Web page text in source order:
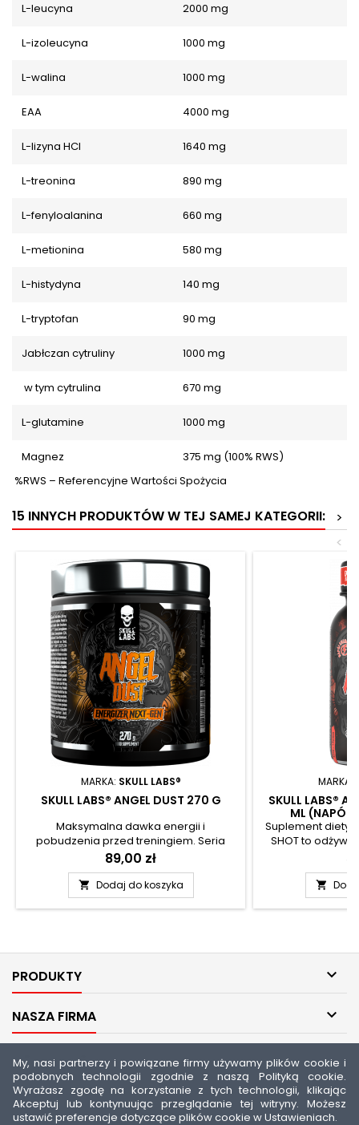
My, nasi partnerzy i powiązane firmy używamy plików cookie i
podobnych technologii zgodnie z naszą Polityką cookie.
Wyrażasz zgodę na korzystanie z tych technologii, klikając
Akceptuj lub kontynuując przeglądanie tej witryny. Możesz
ustawić preferencje dotyczące plików cookie w Ustawieniach.
L-leucyna 2000 mg
L-izoleucyna 1000 mg
L-walina 1000 mg
EAA 4000 mg
L-lizyna HCl 1640 mg
L-treonina 890 mg
L-fenyloalanina 660 mg
L-metionina 580 mg
L-histydyna 140 mg
L-tryptofan 90 mg
Jabłczan cytruliny 1000 mg
w tym cytrulina 670 mg
L-glutamine 1000 mg
Magnez
375 mg (100% RWS)
%RWS – Referencyjne Wartości Spożycia
15 INNYCH PRODUKTÓW W TEJ SAMEJ KATEGORII:
>
<
MARKA: SKULL LABS®
SKULL LABS® ANGEL DUST 270 G
Maksymalna dawka energii i
pobudzenia przed treningiem. Seria
produktów SKULL LABS® dedykowana jest
dla ekstremalnie ćwiczących oraz
chcących przełamać swoje bariery
zarówno fizyczne jak i psychiczne.
Cena
89,00 zł
 Dodaj do koszyka
MARKA:
SKULL LABS®
ML (NAPÓJ
Suplement diety
SHOT to
Płynna
efektywne i
zawartych
które
trenujących,

PRODUKTY 
NASZA FIRMA 
TWOJE KONTO 
KONTAKT 